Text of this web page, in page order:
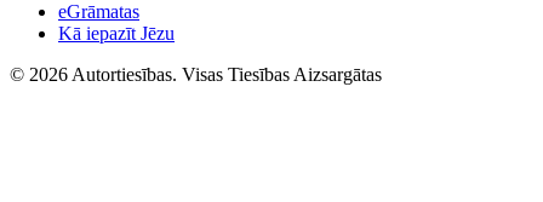
eGrāmatas
Kā iepazīt Jēzu
© 2026 Autortiesības. Visas Tiesības Aizsargātas